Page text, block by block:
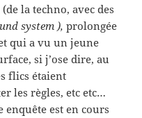
la techno, avec des
system ), prolongée
qui a vu un jeune
si j’ose dire, au
flics étaient
les règles, etc etc…
enquête est en cours